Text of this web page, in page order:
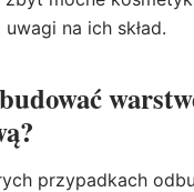
na ich skład.
przypadkach